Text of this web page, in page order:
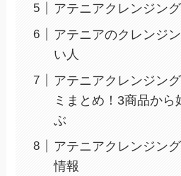
アテニアクレンジン
アテニアのクレンジ
い人
アテニアクレンジン
ミまとめ！3商品から
ぶ
アテニアクレンジン
情報